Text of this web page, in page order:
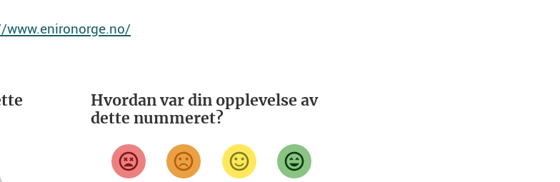
Hvordan var din opplevelse av
dette nummeret?